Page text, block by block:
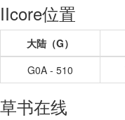
IIcore位置
大陆（G）
G0A - 510
草书在线